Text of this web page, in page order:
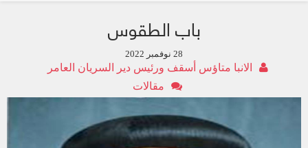
باب الطقوس
28 نوفمبر 2022
الانبا متاؤس أسقف ورئيس دير السريان العامر
مقالات